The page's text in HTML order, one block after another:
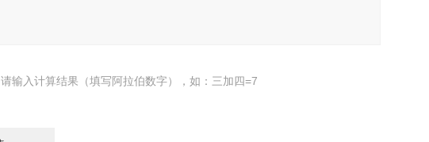
请输入计算结果（填写阿拉伯数字），如：三加四=7